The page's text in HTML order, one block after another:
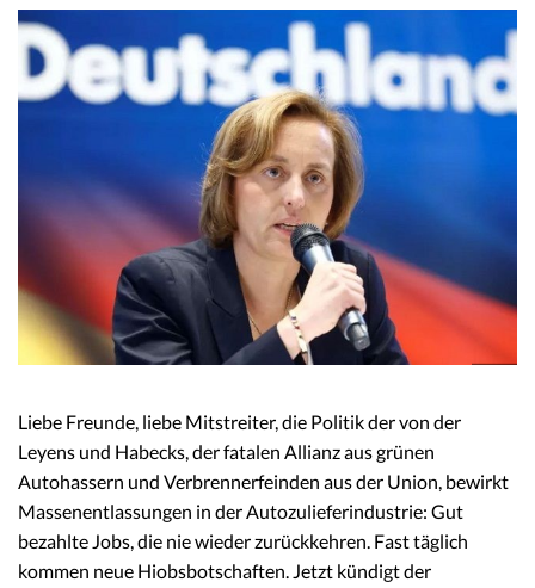
Liebe Freunde, liebe Mitstreiter, die Politik der von der
Leyens und Habecks, der fatalen Allianz aus grünen
Autohassern und Verbrennerfeinden aus der Union, bewirkt
Massenentlassungen in der Autozulieferindustrie: Gut
bezahlte Jobs, die nie wieder zurückkehren. Fast täglich
kommen neue Hiobsbotschaften. Jetzt kündigt der